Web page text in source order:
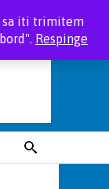
sa iti trimitem
Respinge